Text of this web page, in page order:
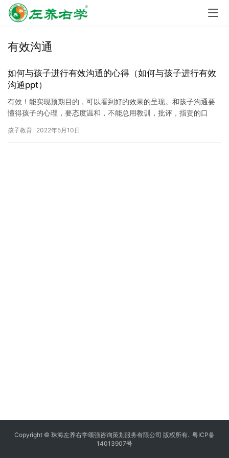
有效沟通
如何与孩子进行有效沟通的心得（如何与孩子进行有效
沟通ppt）
有效！能实现预期目的，可以看到好的效果的呈现。和孩子沟通要
懂得孩子的心理，要态度温和，不能总用教训，批评，指责的口
孩子极其…
孩子教育 2022年5月10日
Copyright © 珠海左养右学颂强咨询策划服务有限公司 版权所有. 粤ICP备
14013907号